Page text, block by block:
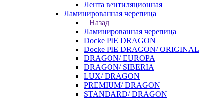
Лента вентиляционная
Ламинированная черепица
Назад
Ламинированная черепица
Docke PIE DRAGON
Docke PIE DRAGON/ ORIGINAL
DRAGON/ EUROPA
DRAGON/ SIBERIA
LUX/ DRAGON
PREMIUM/ DRAGON
STANDARD/ DRAGON